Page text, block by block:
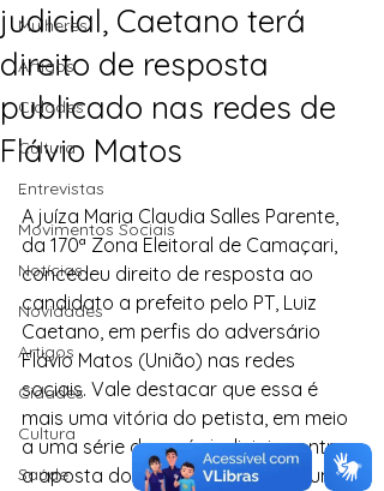
Mulheres
Artigos
Cidades
Cultura
Entrevistas
Movimentos Sociais
Notícias
Novidades
Artigos
Cidades
Cultura
Saúde
judicial, Caetano terá
direito de resposta
publicado nas redes de
Flávio Matos
.
A juíza Maria Claudia Salles Parente,
da 170ª Zona Eleitoral de Camaçari,
concedeu direito de resposta ao
candidato a prefeito pelo PT, Luiz
Caetano, em perfis do adversário
Flávio Matos (União) nas redes
sociais. Vale destacar que essa é
mais uma vitória do petista, em meio
a uma série de revés judiciais contra
a aposta do “time azul”, que faz uma